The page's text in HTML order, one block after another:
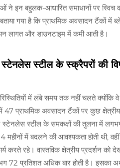
ने इन बहुलक-आधारित समाधानों पर
गया है कि प्राथमिक अवसादन टैंकों में
लागत और डाउनटाइम में कमी आती है।
स्टील के स्क्रैपरों की
में लंबे समय तक नहीं चलते क्योंकि
प्राथमिक अवसादन टैंकों पर कुछ क्षेत्रीय
स्टेनलेस स्टील के समकक्षों की तुलना में
में बदलने की आवश्यकता होती थी,
रहे। वास्तविक क्षेत्रीय प्रदर्शन को
72 प्रतिशत अधिक बार होती है। इसका